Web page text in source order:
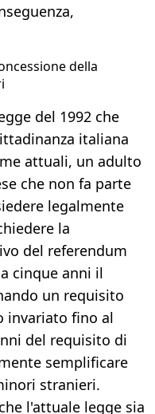
della
del 1992 che
italiana
attuali, un adulto
che non fa parte
legalmente
la
del referendum
cinque anni il
un requisito
invariato fino al
del requisito di
semplificare
stranieri.
l'attuale legge sia